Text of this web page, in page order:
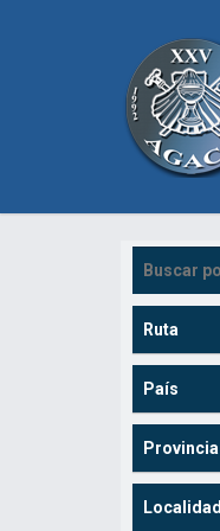
Ruta
País
Provincia
Localidad